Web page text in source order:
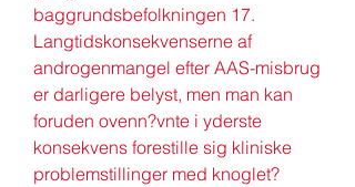
baggrundsbefolkningen 17.
Langtidskonsekvenserne af
androgenmangel efter AAS-misbrug
er darligere belyst, men man kan
foruden ovenn?vnte i yderste
konsekvens forestille sig kliniske
problemstillinger med knoglet?